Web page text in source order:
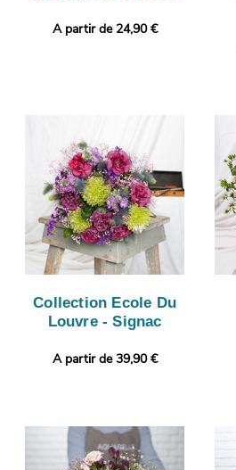
A partir de 24,90 €
Collection Ecole Du
Louvre - Signac
A partir de 39,90 €